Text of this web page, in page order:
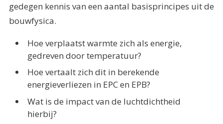
gedegen kennis van een aantal basisprincipes uit de
bouwfysica.
Hoe verplaatst warmte zich als energie,
gedreven door temperatuur?
Hoe vertaalt zich dit in berekende
energieverliezen in EPC en EPB?
Wat is de impact van de luchtdichtheid
hierbij?